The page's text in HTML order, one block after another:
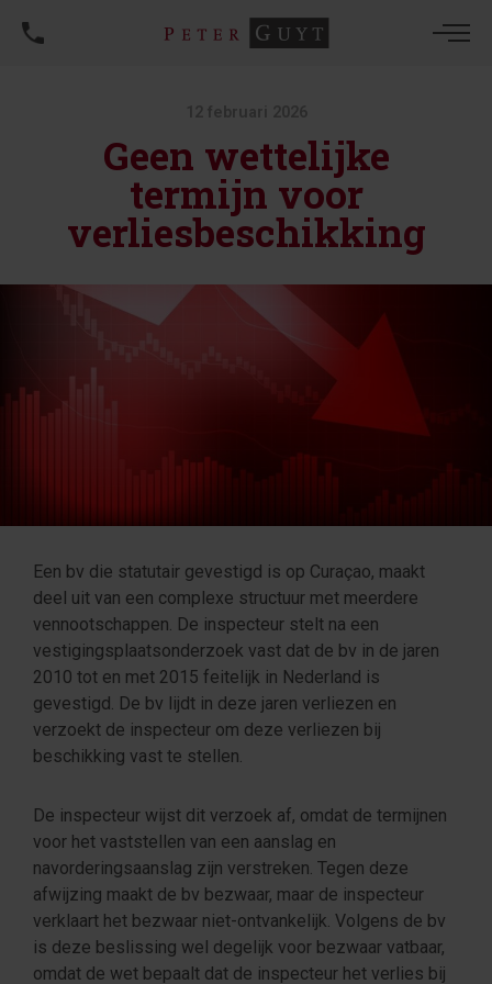
Geen wettelijke
termijn voor
verliesbeschikking
Een bv die statutair gevestigd is op Curaçao, maakt
deel uit van een complexe structuur met meerdere
vennootschappen. De inspecteur stelt na een
vestigingsplaatsonderzoek vast dat de bv in de jaren
2010 tot en met 2015 feitelijk in Nederland is
gevestigd. De bv lijdt in deze jaren verliezen en
verzoekt de inspecteur om deze verliezen bij
beschikking vast te stellen.
De inspecteur wijst dit verzoek af, omdat de termijnen
voor het vaststellen van een aanslag en
navorderingsaanslag zijn verstreken. Tegen deze
afwijzing maakt de bv bezwaar, maar de inspecteur
verklaart het bezwaar niet-ontvankelijk. Volgens de bv
is deze beslissing wel degelijk voor bezwaar vatbaar,
omdat de wet bepaalt dat de inspecteur het verlies bij